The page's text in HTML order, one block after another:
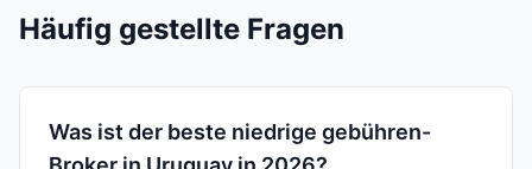
Häufig gestellte Fragen
Was ist der beste niedrige gebühren-